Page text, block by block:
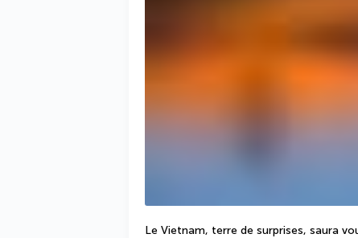
Le Vietnam, terre de surprises, saura